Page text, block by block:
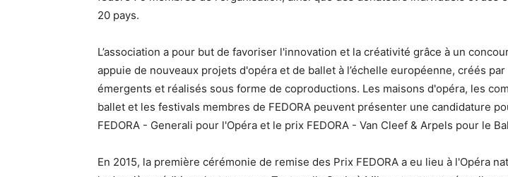
20 pays.
L’association a pour but de favoriser l'innovation et la créativité grâce à un
appuie de nouveaux projets d'opéra et de ballet à l’échelle européenne, créés
émergents et réalisés sous forme de coproductions. Les maisons d'opéra, les
ballet et les festivals membres de FEDORA peuvent présenter une candidature
FEDORA - Generali pour l'Opéra et le prix FEDORA - Van Cleef & Arpels pour le
En 2015, la première cérémonie de remise des Prix FEDORA a eu lieu à l'Opéra